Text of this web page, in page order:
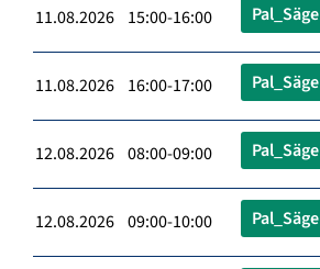
11.08.2026 15:00-16:00 Pal_Säge
11.08.2026 16:00-17:00 Pal_Säge
12.08.2026 08:00-09:00 Pal_Säge
12.08.2026 09:00-10:00 Pal_Säge